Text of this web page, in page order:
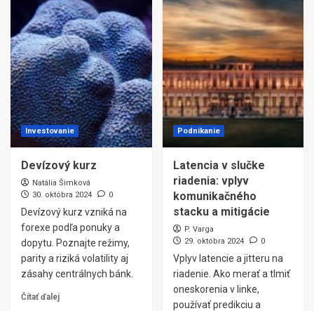
Investovanie
Devízový kurz
Natália Šimková
30. októbra 2024
0
Devízový kurz vzniká na
forexe podľa ponuky a
dopytu. Poznajte režimy,
parity a riziká volatility aj
zásahy centrálnych bánk.
Čítať ďalej
Podnikanie
Latencia v slučke
riadenia: vplyv
komunikačného
stacku a mitigácie
P. Varga
29. októbra 2024
0
Vplyv latencie a jitteru na
riadenie. Ako merať a tlmiť
oneskorenia v linke,
používať predikciu a